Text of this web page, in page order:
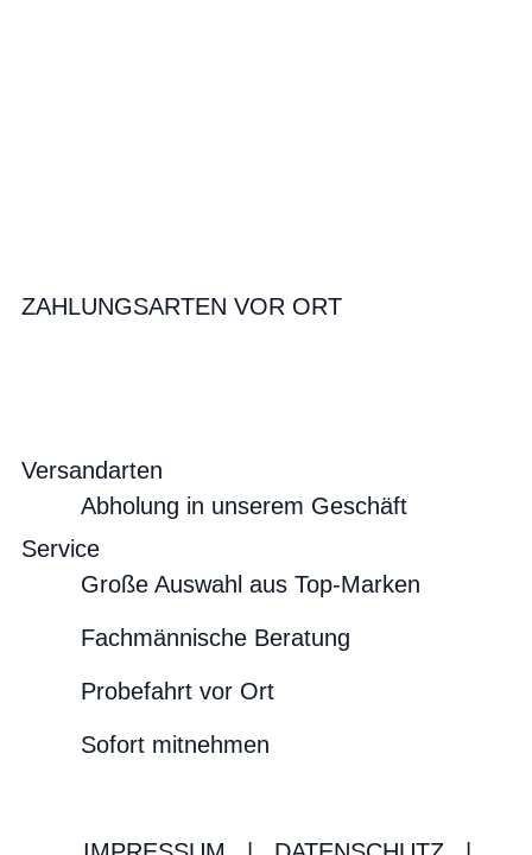
ZAHLUNGSARTEN VOR ORT
Versandarten
Abholung in unserem Geschäft
Service
Große Auswahl aus Top-Marken
Fachmännische Beratung
Probefahrt vor Ort
Sofort mitnehmen